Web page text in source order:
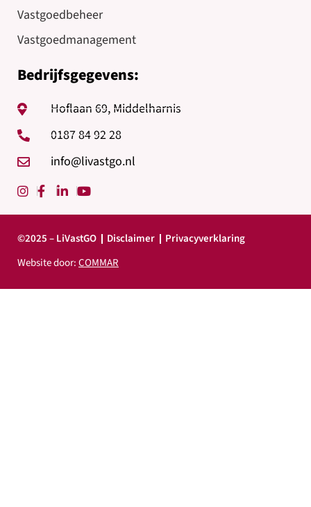
Vastgoedbeheer
Vastgoedmanagement
Bedrijfsgegevens:
Hoflaan 69, Middelharnis
0187 84 92 28
info@livastgo.nl
©2025 – LiVastGO Disclaimer
Privacyverklaring
Website door:COMMAR